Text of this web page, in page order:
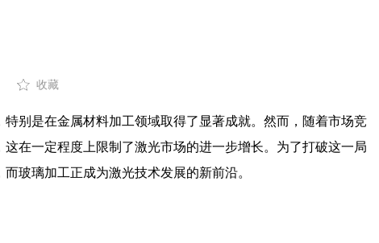
收藏
别是在金属材料加工领域取得了显著成就。然而，随着市场竞
在一定程度上限制了激光市场的进一步增长。为了打破这一局
玻璃加工正成为激光技术发展的新前沿。